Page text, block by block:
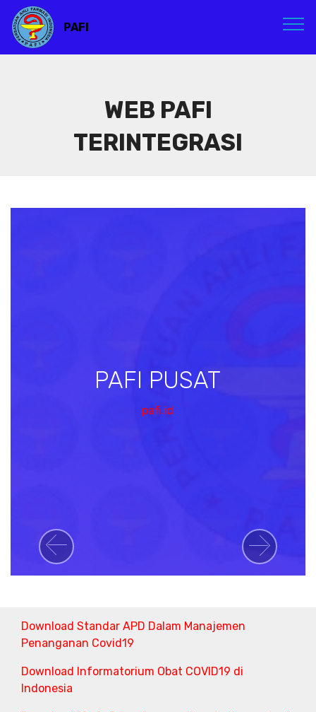
PAFI
WEB PAFI
TERINTEGRASI
PAFI PUSAT
pafi.id
Previous Next
Download Standar APD Dalam Manajemen
Penanganan Covid19
Download Informatorium Obat COVID19 di
Indonesia